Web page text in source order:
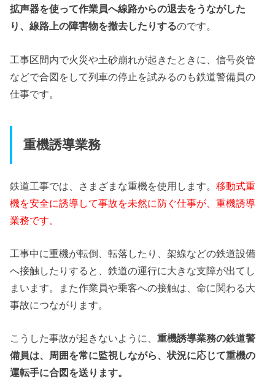
拡声器を使って作業員へ線路からの退去をうながした
り、線路上の障害物を撤去したりするのです。
工事区間内で火災や土砂崩れが起きたときに、信号炎管
などで合図をして列車の停止を試みるのも鉄道警備員の
仕事です。
重機誘導業務
鉄道工事では、さまざまな重機を使用します。移動式重
機を安全に誘導して事故を未然に防ぐ仕事が、重機誘導
業務です。
工事中に重機が転倒、転落したり、架線などの鉄道設備
へ接触したりすると、鉄道の運行に大きな支障が出てし
まいます。また作業員や乗客への接触は、命に関わる大
事故につながります。
こうした事故が起きないように、重機誘導業務の鉄道警
備員は、周囲を常に監視しながら、状況に応じて重機の
運転手に合図を送ります。